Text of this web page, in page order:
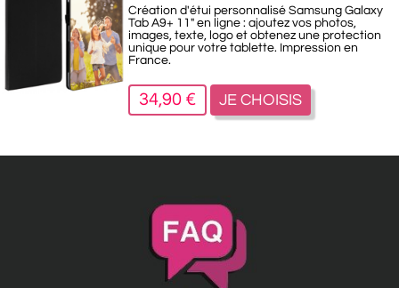
Création d'étui personnalisé Samsung Galaxy
Tab A9+ 11" en ligne : ajoutez vos photos,
images, texte, logo et obtenez une protection
unique pour votre tablette. Impression en
France.
34,90 € JE CHOISIS